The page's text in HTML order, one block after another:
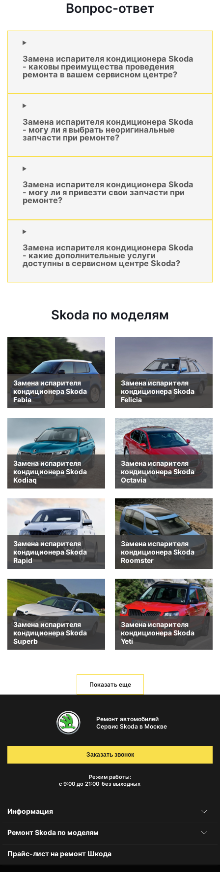
Вопрос-ответ
Замена испарителя кондиционера Skoda
- каковы преимущества проведения
ремонта в вашем сервисном центре?
Замена испарителя кондиционера Skoda
- могу ли я выбрать неоригинальные
запчасти при ремонте?
Замена испарителя кондиционера Skoda
- могу ли я привезти свои запчасти при
ремонте?
Замена испарителя кондиционера Skoda
- какие дополнительные услуги
доступны в сервисном центре Skoda?
Skoda по моделям
Замена испарителя
кондиционера Skoda
Fabia
Замена испарителя
кондиционера Skoda
Felicia
Замена испарителя
кондиционера Skoda
Kodiaq
Замена испарителя
кондиционера Skoda
Octavia
Замена испарителя
кондиционера Skoda
Rapid
Замена испарителя
кондиционера Skoda
Roomster
Замена испарителя
кондиционера Skoda
Superb
Замена испарителя
кондиционера Skoda
Yeti
Показать еще
Ремонт автомобилей
Сервис Skoda в Москве
Режим работы:
с 9:00 до 21:00 без выходных
Заказать звонок
Информация
Ремонт Skoda по моделям
Прайс-лист на ремонт Шкода